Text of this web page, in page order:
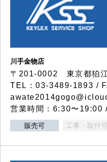
川手金物店
〒201-0002 東京都狛
TEL：03-3489-1893 /
営業時間：6:30〜19:00
販売可 工事・取付可